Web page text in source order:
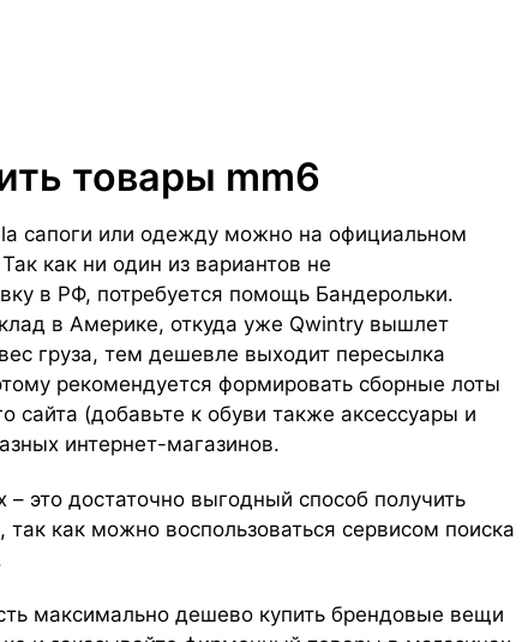
товары mm6
сапоги или одежду можно на официальном
как ни один из вариантов не
в РФ, потребуется помощь Бандерольки.
в Америке, откуда уже Qwintry вышлет
груза, тем дешевле выходит пересылка
рекомендуется формировать сборные лоты
сайта (добавьте к обуви также аксессуары и
интернет-магазинов.
– это достаточно выгодный способ получить
как можно воспользоваться сервисом поиска
максимально дешево купить брендовые вещи